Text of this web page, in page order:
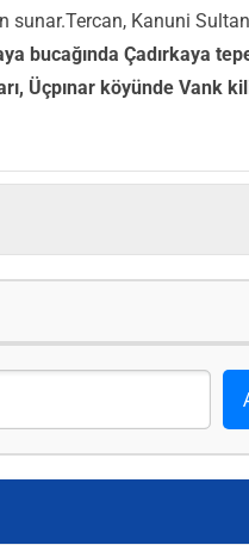
sunar.Tercan, Kanuni Sultan
bucağında Çadırkaya
Üçpınar köyünde Vank